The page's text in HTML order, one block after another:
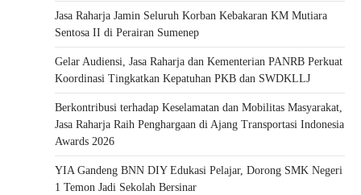
Jasa Raharja Jamin Seluruh Korban Kebakaran KM Mutiara
Sentosa II di Perairan Sumenep
Gelar Audiensi, Jasa Raharja dan Kementerian PANRB Perkuat
Koordinasi Tingkatkan Kepatuhan PKB dan SWDKLLJ
Berkontribusi terhadap Keselamatan dan Mobilitas Masyarakat,
Jasa Raharja Raih Penghargaan di Ajang Transportasi Indonesia
Awards 2026
YIA Gandeng BNN DIY Edukasi Pelajar, Dorong SMK Negeri
1 Temon Jadi Sekolah Bersinar